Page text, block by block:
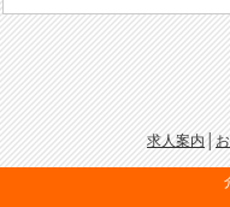
求人案内│